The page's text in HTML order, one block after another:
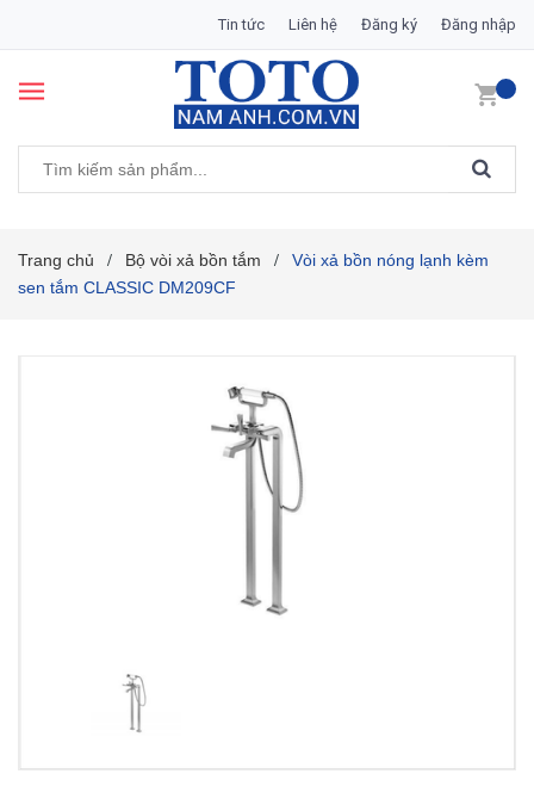
Tin tức Liên hệ Đăng ký Đăng nhập
Trang chủ / Bộ vòi xả bồn tắm /
Vòi xả bồn nóng lạnh kèm
sen tắm CLASSIC DM209CF